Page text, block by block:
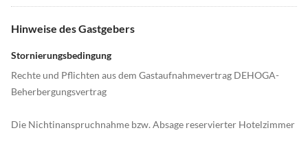
Hinweise des Gastgebers
Stornierungsbedingung
Rechte und Pflichten aus dem Gastaufnahmevertrag DEHOGA-
Beherbergungsvertrag
Die Nichtinanspruchnahme bzw. Absage reservierter Hotelzimmer